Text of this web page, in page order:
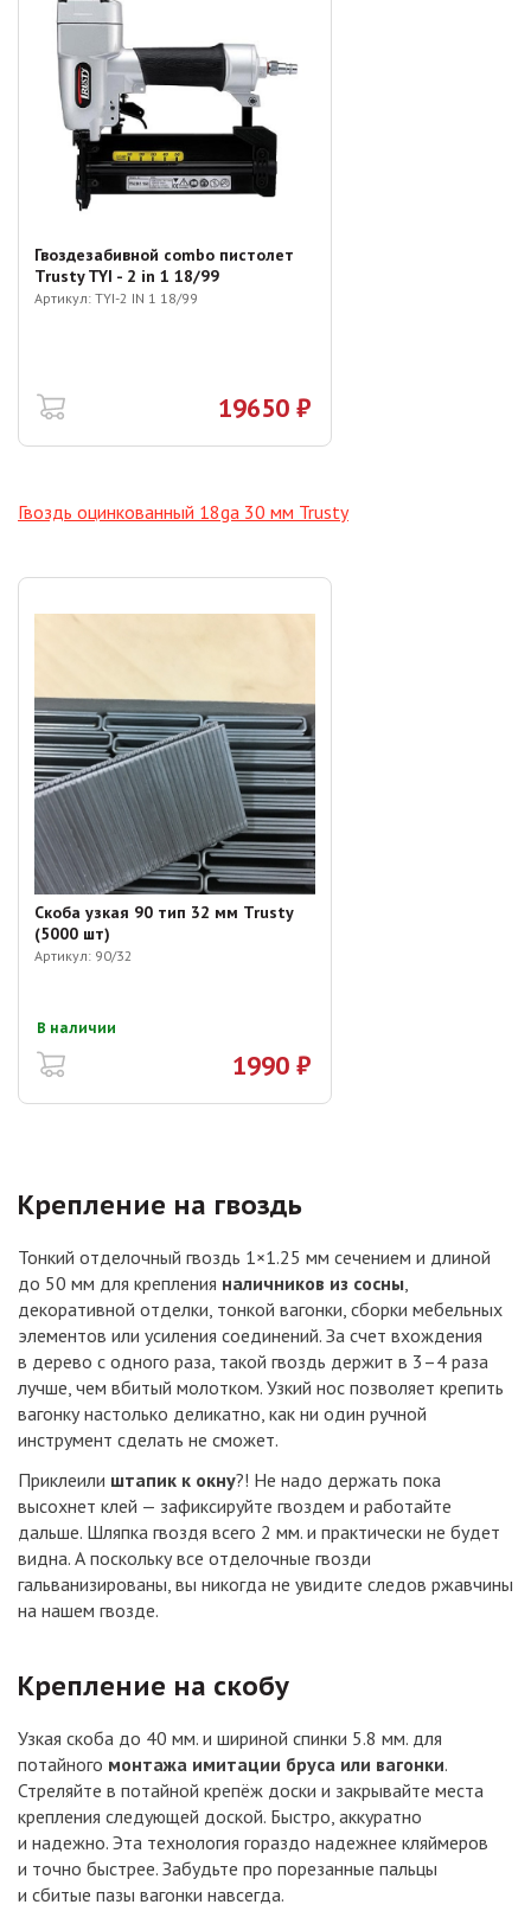
Гвоздезабивной combo пистолет
Trusty TYI - 2 in 1 18/99
Артикул: TYI-2 IN 1 18/99
19650 ₽
Гвоздь оцинкованный 18ga 30 мм Trusty
Скоба узкая 90 тип 32 мм Trusty
(5000 шт)
Артикул: 90/32
1990 ₽
В наличии
Крепление на гвоздь
Тонкий отделочный гвоздь 1×1.25 мм сечением и длиной
до 50 мм для крепления наличников из сосны,
декоративной отделки, тонкой вагонки, сборки мебельных
элементов или усиления соединений. За счет вхождения
в дерево с одного раза, такой гвоздь держит в 3–4 раза
лучше, чем вбитый молотком. Узкий нос позволяет крепить
вагонку настолько деликатно, как ни один ручной
инструмент сделать не сможет.
Приклеили штапик к окну?! Не надо держать пока
высохнет клей — зафиксируйте гвоздем и работайте
дальше. Шляпка гвоздя всего 2 мм. и практически не будет
видна. А поскольку все отделочные гвозди
гальванизированы, вы никогда не увидите следов ржавчины
на нашем гвозде.
Крепление на скобу
Узкая скоба до 40 мм. и шириной спинки 5.8 мм. для
потайного монтажа имитации бруса или вагонки.
Стреляйте в потайной крепёж доски и закрывайте места
крепления следующей доской. Быстро, аккуратно
и надежно. Эта технология гораздо надежнее кляймеров
и точно быстрее. Забудьте про порезанные пальцы
и сбитые пазы вагонки навсегда.